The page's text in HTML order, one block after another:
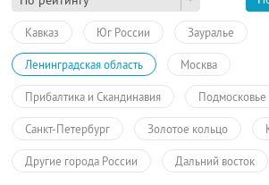
Кавказ Юг России Зауралье
Ленинградская область Москва
Прибалтика и Скандинавия Подмосковье
Санкт-Петербург Золотое кольцо
Другие города России Дальний восток